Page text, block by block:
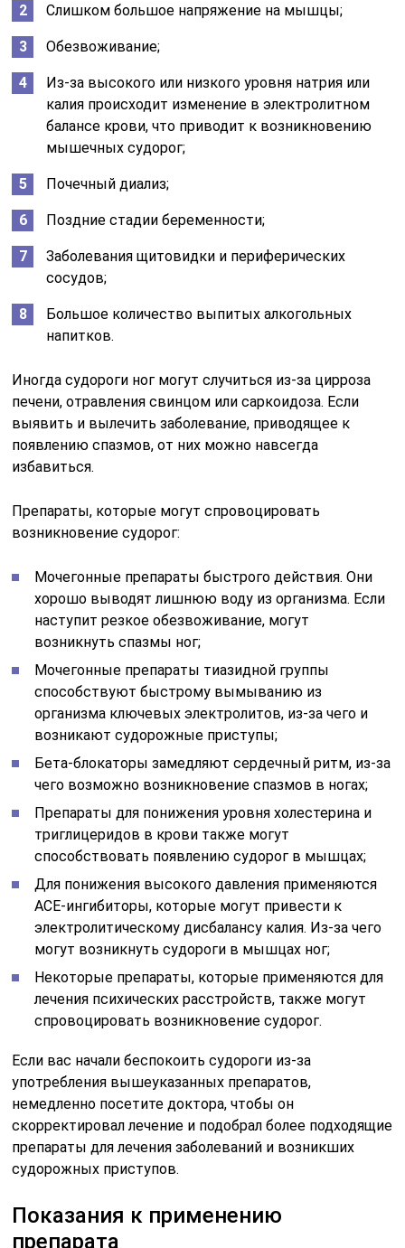
Слишком большое напряжение на мышцы;
Обезвоживание;
Из-за высокого или низкого уровня натрия или
калия происходит изменение в электролитном
балансе крови, что приводит к возникновению
мышечных судорог;
Почечный диализ;
Поздние стадии беременности;
Заболевания щитовидки и периферических
сосудов;
Большое количество выпитых алкогольных
напитков.
Иногда судороги ног могут случиться из-за цирроза
печени, отравления свинцом или саркоидоза. Если
выявить и вылечить заболевание, приводящее к
появлению спазмов, от них можно навсегда
избавиться.
Препараты, которые могут спровоцировать
возникновение судорог:
Мочегонные препараты быстрого действия. Они
хорошо выводят лишнюю воду из организма. Если
наступит резкое обезвоживание, могут
возникнуть спазмы ног;
Мочегонные препараты тиазидной группы
способствуют быстрому вымыванию из
организма ключевых электролитов, из-за чего и
возникают судорожные приступы;
Бета-блокаторы замедляют сердечный ритм, из-за
чего возможно возникновение спазмов в ногах;
Препараты для понижения уровня холестерина и
триглицеридов в крови также могут
способствовать появлению судорог в мышцах;
Для понижения высокого давления применяются
АСЕ-ингибиторы, которые могут привести к
электролитическому дисбалансу калия. Из-за чего
могут возникнуть судороги в мышцах ног;
Некоторые препараты, которые применяются для
лечения психических расстройств, также могут
спровоцировать возникновение судорог.
Если вас начали беспокоить судороги из-за
употребления вышеуказанных препаратов,
немедленно посетите доктора, чтобы он
скорректировал лечение и подобрал более подходящие
препараты для лечения заболеваний и возникших
судорожных приступов.
Показания к применению
препарата